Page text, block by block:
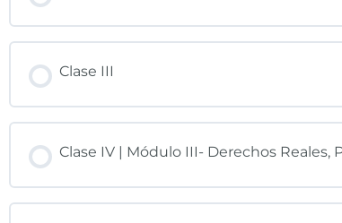
Clase III
Clase IV | Módulo III- Derechos